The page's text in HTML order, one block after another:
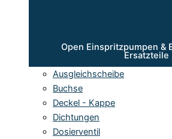
Open Einspritzpumpen &
Ersatzteile
Ausgleichscheibe
Buchse
Deckel - Kappe
Dichtungen
Dosierventil